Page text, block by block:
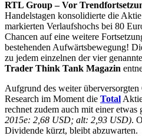
RTL Group – Vor
Handelstagen konsolidierte die
markierten Verlaufshochs bei 80
Chancen auf eine weitere
bestehenden Aufwärtsbewegung!
zu jedem einzelnen der vier
Trader Think Tank Magazin
Aufgrund des weiter
Research im Moment die Total
rechnet zudem auch mit einer
2015e: 2,68 USD; alt: 2,93 USD).
Dividende kürzt, bleibt abzuwarten.